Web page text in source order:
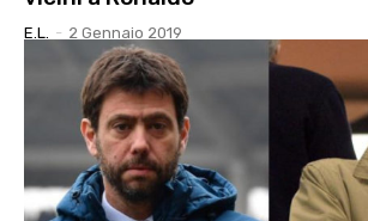
E.l. - 2 Gennaio 2019